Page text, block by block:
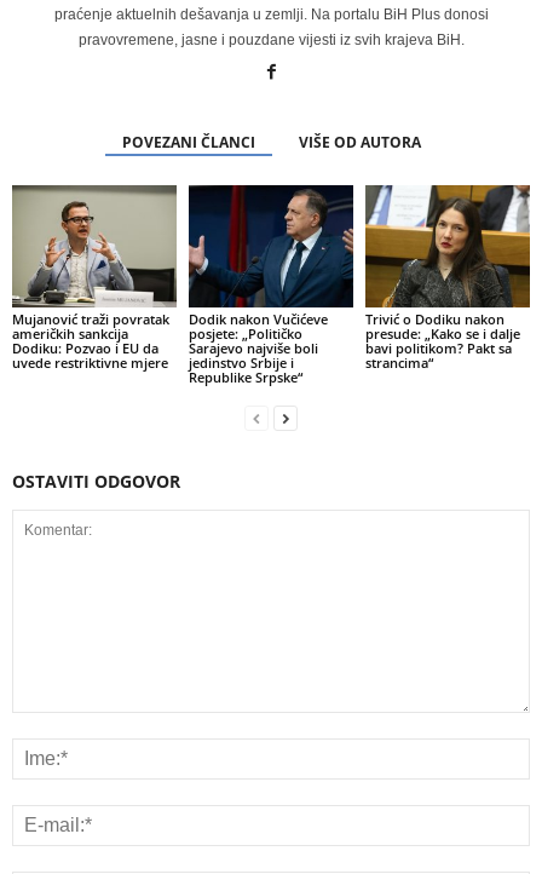
praćenje aktuelnih dešavanja u zemlji. Na portalu BiH Plus donosi
pravovremene, jasne i pouzdane vijesti iz svih krajeva BiH.
POVEZANI ČLANCI VIŠE OD AUTORA
Mujanović traži povratak
američkih sankcija
Dodiku: Pozvao i EU da
uvede restriktivne mjere
Dodik nakon Vučićeve
posjete: „Političko
Sarajevo najviše boli
jedinstvo Srbije i
Republike Srpske“
Trivić o Dodiku nakon
presude: „Kako se i dalje
bavi politikom? Pakt sa
strancima“
OSTAVITI ODGOVOR